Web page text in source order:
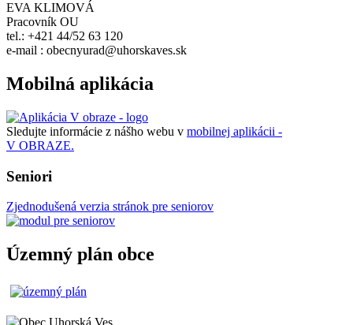
EVA KLIMOVÁ
Pracovník OU
tel.: +421 44/52 63 120
e-mail : obecnyurad@uhorskaves.sk
Mobilná aplikácia
Sledujte informácie z nášho webu v mobilnej aplikácii -
V OBRAZE.
Seniori
Zjednodušená verzia stránok pre seniorov
Územný plán obce